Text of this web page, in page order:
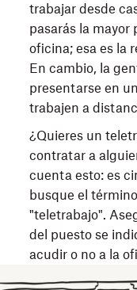
trabajar desde
pasarás la mayor
oficina; esa es la
En cambio, la
presentarse en
trabajen a
¿Quieres un
contratar a
cuenta esto: es
busque el
"teletrabajo".
del puesto se
acudir o no a la